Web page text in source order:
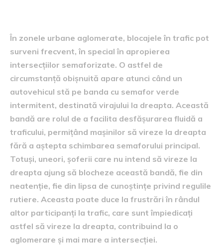
În zonele urbane aglomerate, blocajele în trafic pot
surveni frecvent, în special în apropierea
intersecțiilor semaforizate. O astfel de
circumstanță obișnuită apare atunci când un
autovehicul stă pe banda cu semafor verde
intermitent, destinată virajului la dreapta. Această
bandă are rolul de a facilita desfășurarea fluidă a
traficului, permițând mașinilor să vireze la dreapta
fără a aștepta schimbarea semaforului principal.
Totuși, uneori, șoferii care nu intend să vireze la
dreapta ajung să blocheze această bandă, fie din
neatenție, fie din lipsa de cunoștințe privind regulile
rutiere. Aceasta poate duce la frustrări în rândul
altor participanți la trafic, care sunt împiedicați
astfel să vireze la dreapta, contribuind la o
aglomerare și mai mare a intersecției.